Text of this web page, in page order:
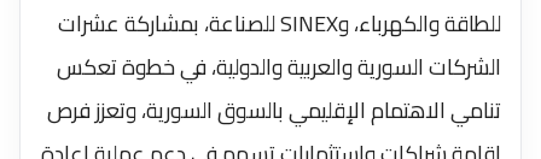
للطاقة والكهرباء، وSINEX للصناعة، بمشاركة عشرات
الشركات السورية والعربية والدولية، في خطوة تعكس
تنامي الاهتمام الإقليمي بالسوق السورية، وتعزز فرص